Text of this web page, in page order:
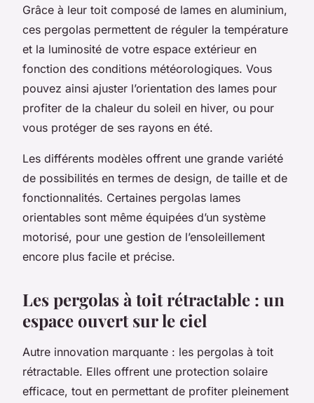
Grâce à leur toit composé de lames en aluminium,
ces pergolas permettent de réguler la température
et la luminosité de votre espace extérieur en
fonction des conditions météorologiques. Vous
pouvez ainsi ajuster l’orientation des lames pour
profiter de la chaleur du soleil en hiver, ou pour
vous protéger de ses rayons en été.
Les différents modèles offrent une grande variété
de possibilités en termes de design, de taille et de
fonctionnalités. Certaines pergolas lames
orientables sont même équipées d’un système
motorisé, pour une gestion de l’ensoleillement
encore plus facile et précise.
Les pergolas à toit rétractable : un
espace ouvert sur le ciel
Autre innovation marquante : les pergolas à toit
rétractable. Elles offrent une protection solaire
efficace, tout en permettant de profiter pleinement